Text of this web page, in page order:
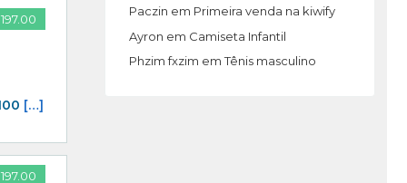
[…]
Paczin em Primeira venda na kiwify
Ayron em Camiseta Infantil
Phzim fxzim emTênis masculino